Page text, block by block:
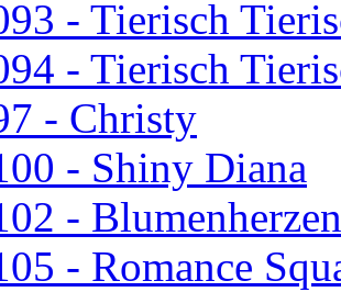
- Tierisch
- Tierisch
- Christy
- Shiny Diana
- Blumenherzen
- Romance